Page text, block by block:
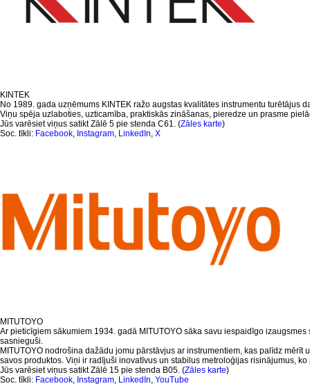
KINTEK
No 1989. gada uzņēmums KINTEK ražo augstas kvalitātes instrumentu turētājus
Viņu spēja uzlaboties, uzticamība, praktiskās zināšanas, pieredze un prasme
Jūs varēsiet viņus satikt Zālē 5 pie stenda C61. (Zāles karte)
Soc. tīkli: Facebook, Instagram, LinkedIn, X
MITUTOYO
Ar pieticīgiem sākumiem 1934. gadā MITUTOYO sāka savu iespaidīgo
sasnieguši.
MITUTOYO nodrošina dažādu jomu pārstāvjus ar instrumentiem, kas palīdz
savos produktos. Viņi ir radījuši inovatīvus un stabilus metroloģijas risinājumus,
Jūs varēsiet viņus satikt Zālē 15 pie stenda B05. (Zāles karte)
Soc. tīkli: Facebook, Instagram, LinkedIn, YouTube